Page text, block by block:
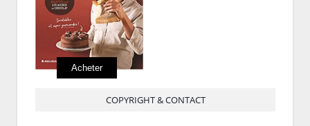
Acheter
COPYRIGHT & CONTACT